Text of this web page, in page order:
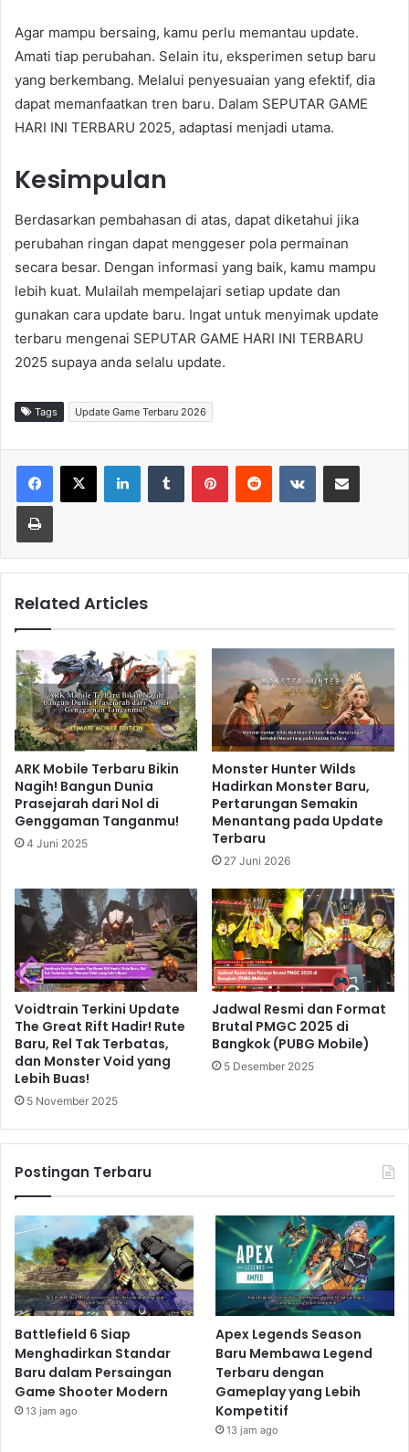
Agar mampu bersaing, kamu perlu memantau update.
Amati tiap perubahan. Selain itu, eksperimen setup baru
yang berkembang. Melalui penyesuaian yang efektif, dia
dapat memanfaatkan tren baru. Dalam SEPUTAR GAME
HARI INI TERBARU 2025, adaptasi menjadi utama.
Kesimpulan
Berdasarkan pembahasan di atas, dapat diketahui jika
perubahan ringan dapat menggeser pola permainan
secara besar. Dengan informasi yang baik, kamu mampu
lebih kuat. Mulailah mempelajari setiap update dan
gunakan cara update baru. Ingat untuk menyimak update
terbaru mengenai SEPUTAR GAME HARI INI TERBARU
2025 supaya anda selalu update.
Tags Update Game Terbaru 2026
Related Articles
ARK Mobile Terbaru Bikin
Nagih! Bangun Dunia
Prasejarah dari Nol di
Genggaman Tanganmu!
4 Juni 2025
Monster Hunter Wilds
Hadirkan Monster Baru,
Pertarungan Semakin
Menantang pada Update
Terbaru
27 Juni 2026
Voidtrain Terkini Update
The Great Rift Hadir! Rute
Baru, Rel Tak Terbatas,
dan Monster Void yang
Lebih Buas!
5 November 2025
Jadwal Resmi dan Format
Brutal PMGC 2025 di
Bangkok (PUBG Mobile)
5 Desember 2025
Postingan Terbaru
Battlefield 6 Siap
Menghadirkan Standar
Baru dalam Persaingan
Game Shooter Modern
13 jam ago
Apex Legends Season
Baru Membawa Legend
Terbaru dengan
Gameplay yang Lebih
Kompetitif
13 jam ago